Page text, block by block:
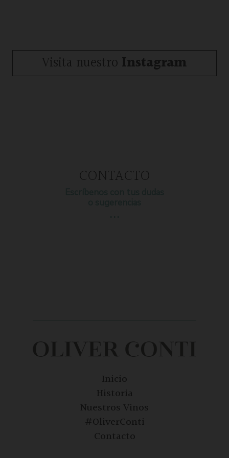
Visita nuestro Instagram
CONTACTO
Inicio
Historia
Nuestros Vinos
#OliverConti
Contacto